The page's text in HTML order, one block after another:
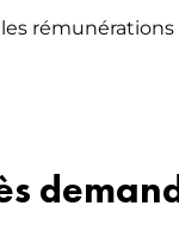
rémunérations